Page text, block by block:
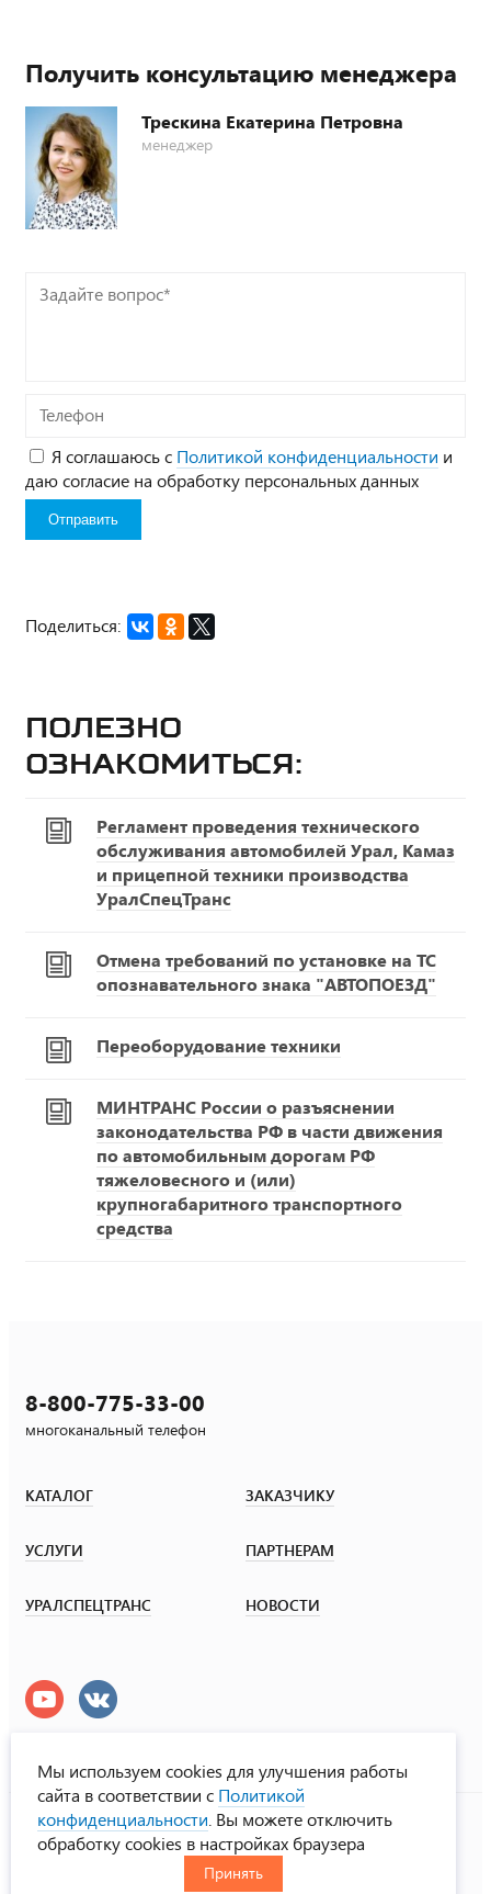
Получить консультацию менеджера
Трескина Екатерина Петровна
менеджер
Задайте
вопрос*
Телефон
Я соглашаюсь с Политикой конфиденциальности и
даю согласие на обработку персональных данных
Поделиться:
Полезно
ознакомиться:
Регламент проведения технического
обслуживания автомобилей Урал, Камаз
и прицепной техники производства
УралСпецТранс
Отмена требований по установке на ТС
опознавательного знака "АВТОПОЕЗД"
Переоборудование техники
МИНТРАНС России о разъяснении
законодательства РФ в части движения
по автомобильным дорогам РФ
тяжеловесного и (или)
крупногабаритного транспортного
средства
8-800-775-33-00
многоканальный телефон
КАТАЛОГ ЗАКАЗЧИКУ
УСЛУГИ ПАРТНЕРАМ
УРАЛСПЕЦТРАНС НОВОСТИ
УралСпецТранс
© ООО «Урал СТ», 2000-2026
Политика конфиденциальности
Мы используем cookies для улучшения работы
сайта в соответствии с Политикой
конфиденциальности . Вы можете отключить
обработку cookies в настройках браузера
Принять